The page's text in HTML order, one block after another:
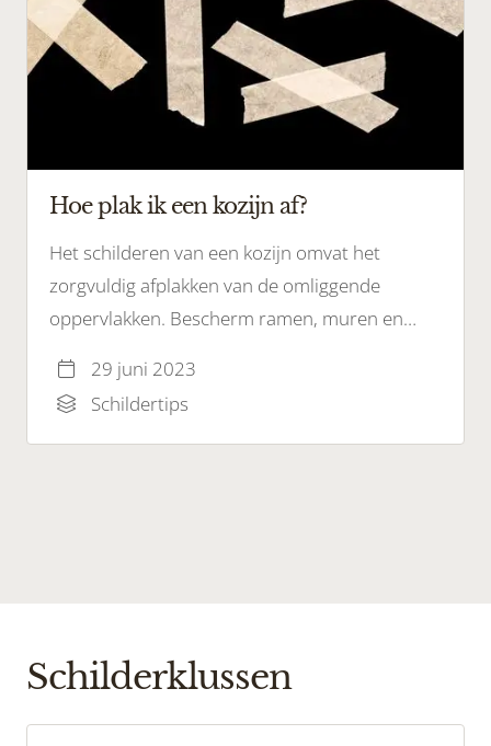
Hoe plak ik een kozijn af?
Het schilderen van een kozijn omvat het
zorgvuldig afplakken van de omliggende
oppervlakken. Bescherm ramen, muren en
druppels en spatten door het kozijn correct af
te plakken.
29 juni 2023
Schildertips
Schilderklussen